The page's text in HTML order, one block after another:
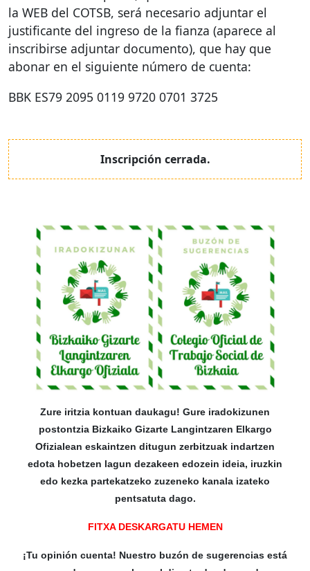
la WEB del COTSB, será necesario adjuntar el
justificante del ingreso de la fianza (aparece al
inscribirse adjuntar documento), que hay que
abonar en el siguiente número de cuenta:
BBK ES79 2095 0119 9720 0701 3725
Inscripción cerrada.
Zure iritzia kontuan daukagu! Gure iradokizunen
postontzia Bizkaiko Gizarte Langintzaren Elkargo
Ofizialean eskaintzen ditugun zerbitzuak indartzen
edota hobetzen lagun dezakeen edozein ideia, iruzkin
edo kezka partekatzeko zuzeneko kanala izateko
pentsatuta dago.
FITXA DESKARGATU HEMEN
¡Tu opinión cuenta! Nuestro buzón de sugerencias está